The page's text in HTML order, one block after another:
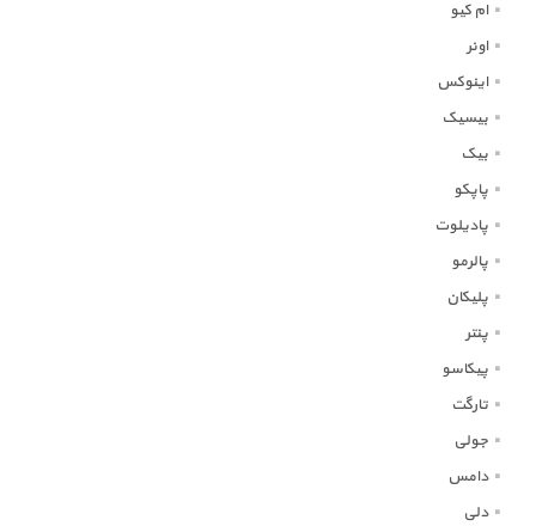
ام کیو
اونر
اینوکس
بیسیک
بیک
پاپکو
پادیلوت
پالرمو
پلیکان
پنتر
پیکاسو
تارگت
جولی
دامس
دلی